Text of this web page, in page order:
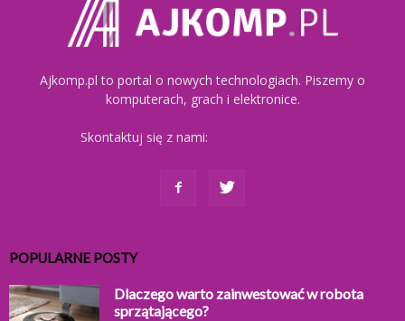
Ajkomp.pl to portal o nowych technologiach. Piszemy o
komputerach, grach i elektronice.
Skontaktuj się z nami:
POPULARNE POSTY
Dlaczego warto zainwestować w robota
sprzątającego?